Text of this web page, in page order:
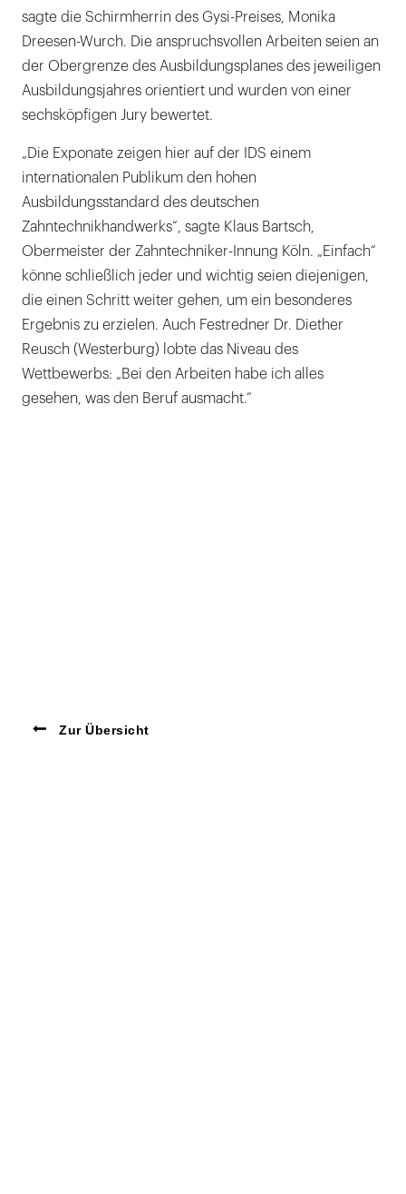
sagte die Schirmherrin des Gysi-Preises, Monika
Dreesen-Wurch. Die anspruchsvollen Arbeiten seien an
der Obergrenze des Ausbildungsplanes des jeweiligen
Ausbildungsjahres orientiert und wurden von einer
sechsköpfigen Jury bewertet.
„Die Exponate zeigen hier auf der IDS einem
internationalen Publikum den hohen
Ausbildungsstandard des deutschen
Zahntechnikhandwerks“, sagte Klaus Bartsch,
Obermeister der Zahntechniker-Innung Köln. „Einfach“
könne schließlich jeder und wichtig seien diejenigen,
die einen Schritt weiter gehen, um ein besonderes
Ergebnis zu erzielen. Auch Festredner Dr. Diether
Reusch (Westerburg) lobte das Niveau des
Wettbewerbs: „Bei den Arbeiten habe ich alles
gesehen, was den Beruf ausmacht.“
Zur Übersicht